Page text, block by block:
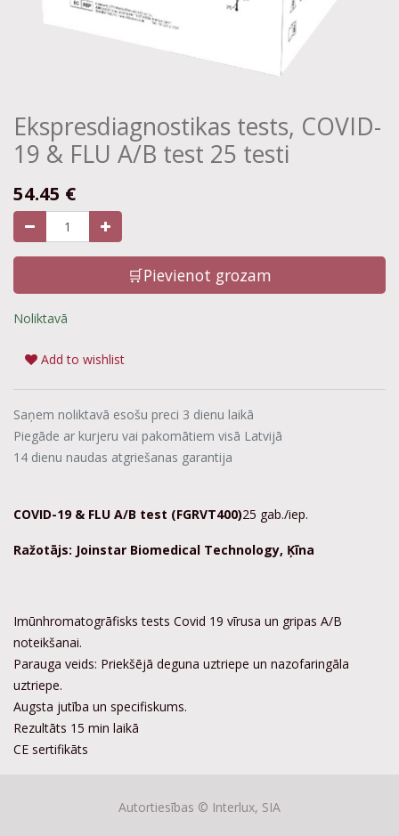
Ekspresdiagnostikas tests, COVID-
19 & FLU A/B test 25 testi
54.45 €
🛒Pievienot grozam
Noliktavā
Add to wishlist
Saņem noliktavā esošu preci 3 dienu laikā
Piegāde ar kurjeru vai pakomātiem visā Latvijā
14 dienu naudas atgriešanas garantija
COVID-19 & FLU A/B test (FGRVT400)25 gab./iep.
Ražotājs: Joinstar Biomedical Technology, Ķīna
Imūnhromatogrāfisks tests Covid 19 vīrusa un gripas A/B
noteikšanai.
Parauga veids: Priekšējā deguna uztriepe un nazofaringāla
uztriepe.
Augsta jutība un specifiskums.
Rezultāts 15 min laikā
CE sertifikāts
Autortiesības © Interlux, SIA